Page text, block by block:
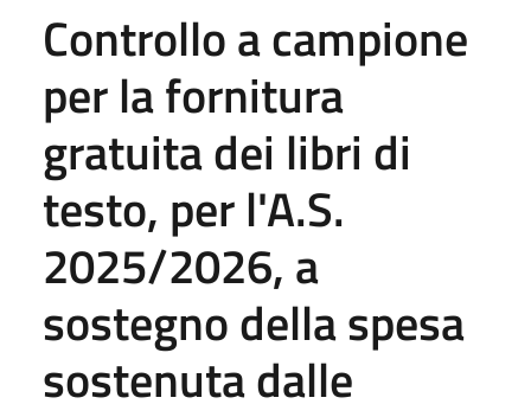
Controllo a campione
per la fornitura
gratuita dei libri di
testo, per l'A.S.
2025/2026, a
sostegno della spesa
sostenuta dalle